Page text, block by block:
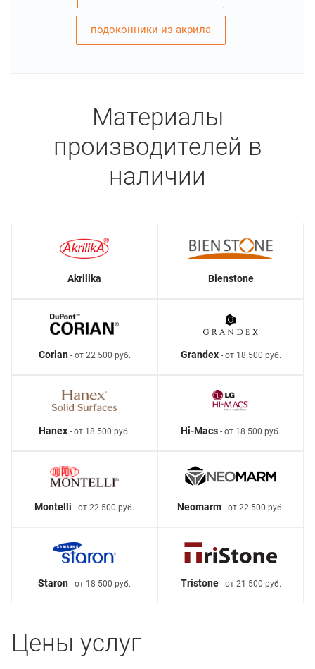
подоконники из акрила
Материалы
производителей в
наличии
Akrilika Bienstone
Corian- от 22 500 руб. Grandex- от 18 500 руб.
Hanex - от 18 500 руб. Hi-Macs - от 18 500 руб.
Montelli - от 22 500 руб. Neomarm - от 22 500 руб.
Staron - от 18 500 руб. Tristone- от 21 500 руб.
Цены услуг